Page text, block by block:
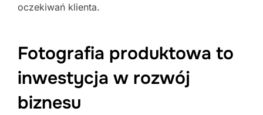
oczekiwań klienta.
Fotografia produktowa to
inwestycja w rozwój
biznesu